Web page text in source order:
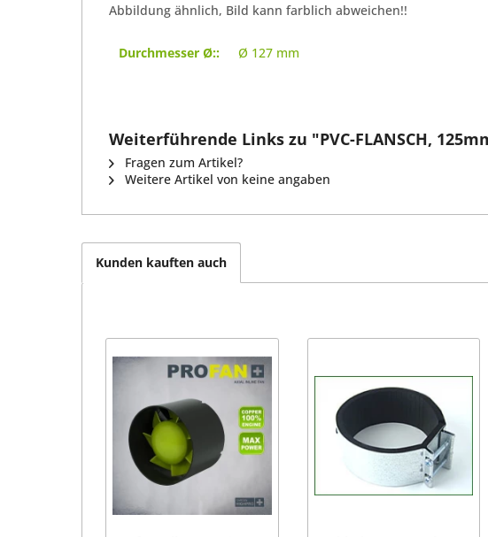
Abbildung ähnlich, Bild kann farblich abweichen!!
Durchmesser Ø:: Ø 127 mm
Weiterführende Links zu "PVC-FLANSCH,
Fragen zum Artikel?
Weitere Artikel von keine angaben
Kunden kauften auch